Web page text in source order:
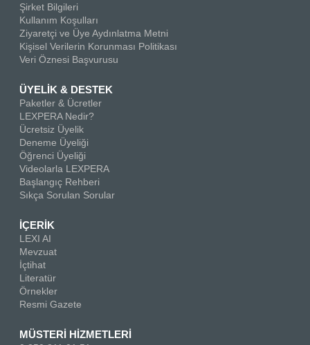
Şirket Bilgileri
Kullanım Koşulları
Ziyaretçi ve Üye Aydınlatma Metni
Kişisel Verilerin Korunması Politikası
Veri Öznesi Başvurusu
ÜYELİK & DESTEK
Paketler & Ücretler
LEXPERA Nedir?
Ücretsiz Üyelik
Deneme Üyeliği
Öğrenci Üyeliği
Videolarla LEXPERA
Başlangıç Rehberi
Sıkça Sorulan Sorular
İÇERİK
LEXI AI
Mevzuat
İçtihat
Literatür
Örnekler
Resmi Gazete
MÜSTERİ HİZMETLERİ